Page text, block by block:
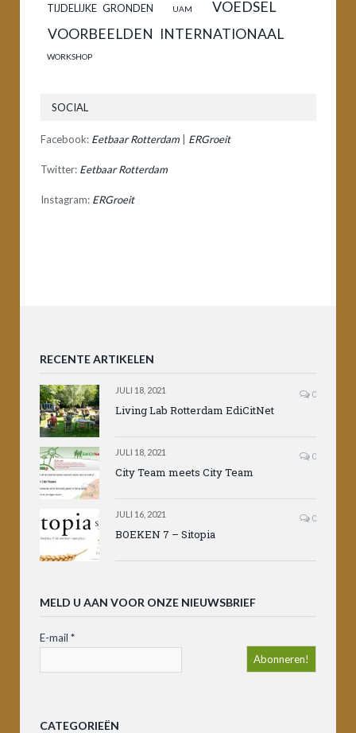
TIJDELIJKE GRONDEN UAM VOEDSEL
VOORBEELDEN INTERNATIONAAL
WORKSHOP
SOCIAL
Facebook: Eetbaar Rotterdam ERGroeit
Twitter: Eetbaar Rotterdam
Instagram: ERGroeit
RECENTE ARTIKELEN
JULI 18, 2021 0
Living Lab Rotterdam EdiCitNet
JULI 18, 2021 0
City Team meets City Team
JULI 16, 2021 0
BOEKEN 7 – Sitopia
MELD U AAN VOOR ONZE NIEUWSBRIEF
E-mail *
CATEGORIEËN